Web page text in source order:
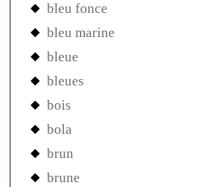
bleu fonce
bleu marine
bleue
bleues
bois
bola
brun
brune